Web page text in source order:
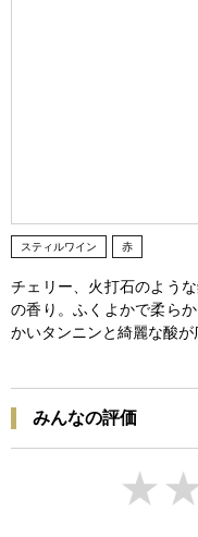
スティルワイン 赤
チェリー、火打石のよう
の香り。ふくよかで柔ら
かいタンニンと綺麗な酸が
みんなの評価